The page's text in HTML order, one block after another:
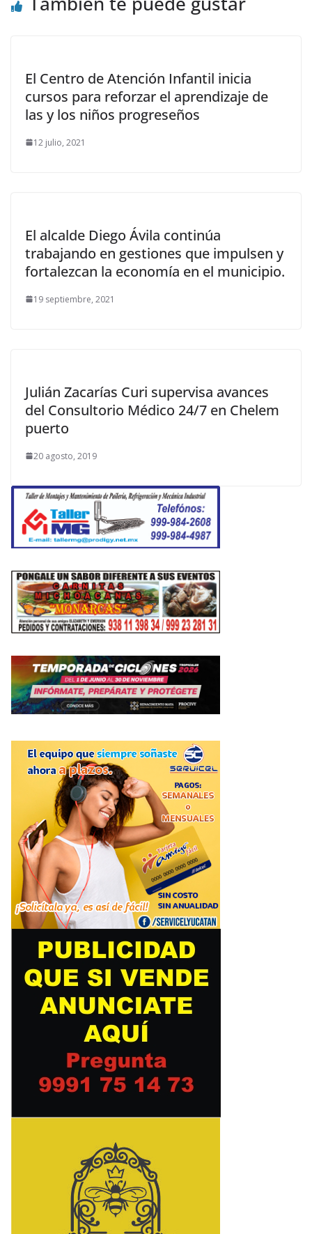
El Centro de Atención Infantil inicia
cursos para reforzar el aprendizaje de
las y los niños progreseños
12 julio, 2021
El alcalde Diego Ávila continúa
trabajando en gestiones que impulsen y
fortalezcan la economía en el municipio.
19 septiembre, 2021
Julián Zacarías Curi supervisa avances
del Consultorio Médico 24/7 en Chelem
puerto
20 agosto, 2019